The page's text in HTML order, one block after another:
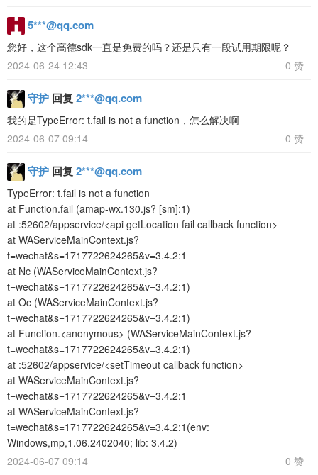
5***@qq.com
您好，这个高德sdk一直是免费的吗？还是只有一段试用期限呢？
2024-06-24 12:43
0 赞
守护 回复 2***@qq.com
我的是TypeError: t.fail is not a function，怎么解决啊
2024-06-07 09:14
0 赞
守护 回复 2***@qq.com
TypeError: t.fail is not a function
at Function.fail (amap-wx.130.js? [sm]:1)
at :52602/appservice/<api getLocation fail callback function>
at WAServiceMainContext.js?
t=wechat&s=1717722624265&v=3.4.2:1
at Nc (WAServiceMainContext.js?
t=wechat&s=1717722624265&v=3.4.2:1)
at Oc (WAServiceMainContext.js?
t=wechat&s=1717722624265&v=3.4.2:1)
at Function.<anonymous> (WAServiceMainContext.js?
t=wechat&s=1717722624265&v=3.4.2:1)
at :52602/appservice/<setTimeout callback function>
at WAServiceMainContext.js?
t=wechat&s=1717722624265&v=3.4.2:1
at WAServiceMainContext.js?
t=wechat&s=1717722624265&v=3.4.2:1(env:
Windows,mp,1.06.2402040; lib: 3.4.2)
2024-06-07 09:14
0 赞